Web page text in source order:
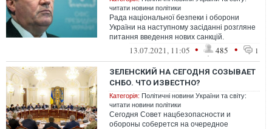
читати новини політики
Рада національної безпеки і оборони
України на наступному засіданні розгляне
питання введення нових санкцій.
Відповідні санкційні списки вже
13.07.2021, 11:05 • 485 • 1
ЗЕЛЕНСКИЙ НА СЕГОДНЯ СОЗЫВАЕТ
СНБО. ЧТО ИЗВЕСТНО?
Категорія: Політичні новини України та світу:
читати новини політики
Сегодня Совет нацбезопасности и
обороны соберется на очередное